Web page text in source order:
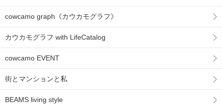
cowcamo graph《カウカモグラフ》
カウカモグラフ with LifeCatalog
cowcamo EVENT
街とマンションと私
BEAMS living style